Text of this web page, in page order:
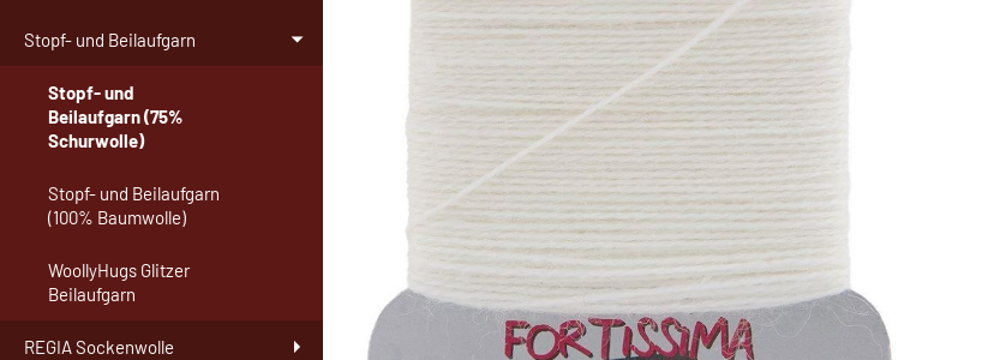
Stopf- und Beilaufgarn
Stopf- und
Beilaufgarn (75%
Schurwolle)
Stopf- und Beilaufgarn
(100% Baumwolle)
WoollyHugs Glitzer
Beilaufgarn
REGIA Sockenwolle